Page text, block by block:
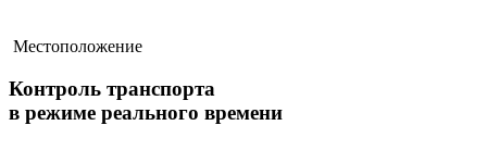
Местоположение
Контроль транспорта
в режиме реального времени